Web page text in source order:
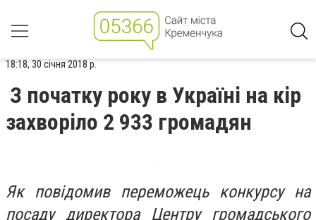
18:18, 30 січня 2018 р.
З початку року в Україні на кір
захворіло 2 933 громадян
Як повідомив переможець конкурсу на
посаду директора Центру громадського